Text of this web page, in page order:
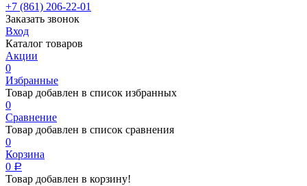
+7 (861) 206-22-01
Заказать звонок
Вход
Каталог товаров
Акции
0
Избранные
Товар добавлен в список избранных
0
Сравнение
Товар добавлен в список сравнения
0
Корзина
0 Р
Товар добавлен в корзину!